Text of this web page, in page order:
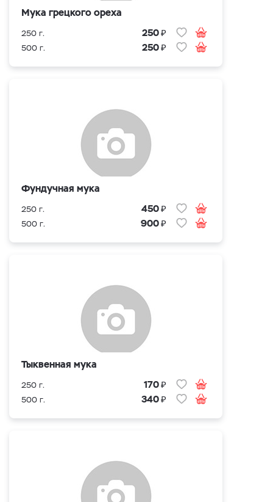
Мука грецкого ореха
250 г. 250₽
500 г. 250₽
Фундучная мука
250 г. 450₽
500 г. 900₽
Тыквенная мука
250 г. 170₽
500 г. 340₽